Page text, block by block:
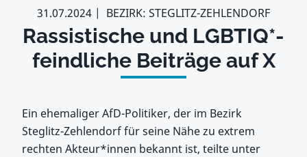
31.07.2024 BEZIRK: STEGLITZ-ZEHLENDORF
Rassistische und LGBTIQ*-
feindliche Beiträge auf X
Ein ehemaliger AfD-Politiker, der im Bezirk
Steglitz-Zehlendorf für seine Nähe zu extrem
rechten Akteur*innen bekannt ist, teilte unter